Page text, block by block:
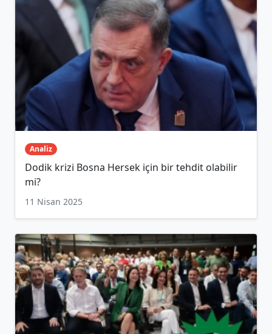
Analiz
Dodik krizi Bosna Hersek için bir tehdit olabilir
mi?
11 Nisan 2025